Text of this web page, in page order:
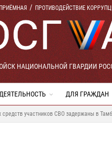
ПРОТИВОДЕЙСТВИЕ
НАЦИОНАЛЬНОЙ ГВАРДИИ
ДЕЯТЕЛЬНОСТЬ ДЛЯ ГРАЖДАН
участников СВО задержаны в